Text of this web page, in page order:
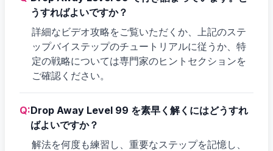
うすればよいですか？
詳細なビデオ攻略をご覧いただくか、上記のステ
ップバイステップのチュートリアルに従うか、特
定の戦略については専門家のヒントセクションを
ご確認ください。
Q:Drop Away Level 99 を素早く解くにはどうすれ
ばよいですか？
解法を何度も練習し、重要なステップを記憶し、